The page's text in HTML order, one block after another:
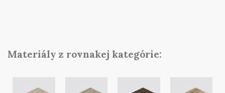
Materiály z rovnakej kategórie: